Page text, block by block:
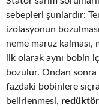
sebepleri şunlardır:
izolasyonun
neme maruz kalması,
ilk olarak aynı bobin
bozulur. Ondan sonra
fazdaki bobinlere
belirlenmesi,